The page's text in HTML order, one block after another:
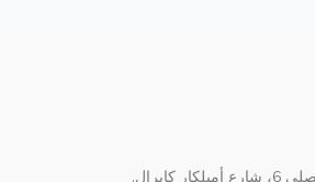
القصر القنصلي 6، شارع أميلكار كابرال.